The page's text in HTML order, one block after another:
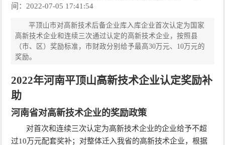
间：2022-07-05 17:41:54
平顶山市对高新技术后备企业库入库企业首次认定为国家
高新技术企业和连续三次通过认定的高新技术企业，按照县
（市、区）奖励标准，市财政分别给予最高30万元、10万元的
奖励。
2022年河南平顶山高新技术企业认定奖励补
助
河南省对高新技术企业的奖励政策
对首次和连续三次认定为高新技术企业的企业给予不超
过10万元配套奖补；对整体迁入我省的高新技术企业，根据